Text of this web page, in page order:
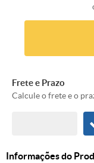
Frete e Prazo
Calcule o frete e o
Informações do